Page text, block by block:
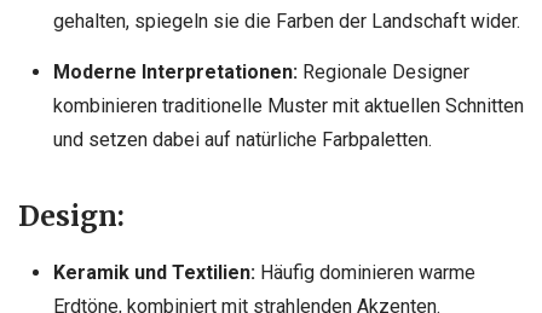
gehalten, spiegeln sie die Farben der Landschaft wider.
Moderne Interpretationen:Regionale Designer
kombinieren traditionelle Muster mit aktuellen Schnitten
und setzen dabei auf natürliche Farbpaletten.
Design:
Keramik und Textilien:Häufig dominieren warme
Erdtöne, kombiniert mit strahlenden Akzenten.